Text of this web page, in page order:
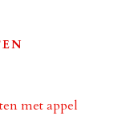
met appel